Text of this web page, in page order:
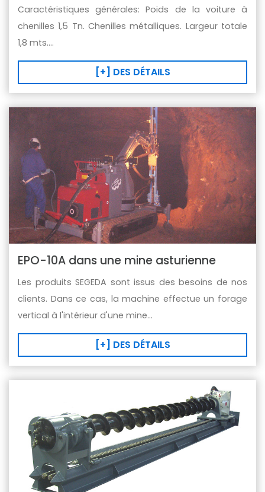
Caractéristiques générales: Poids de la voiture à
chenilles 1,5 Tn. Chenilles métalliques. Largeur totale
1,8 mts....
[+] DES DÉTAILS
EPO-10A dans une mine asturienne
Les produits SEGEDA sont issus des besoins de nos
clients. Dans ce cas, la machine effectue un forage
vertical à l'intérieur d'une mine...
[+] DES DÉTAILS